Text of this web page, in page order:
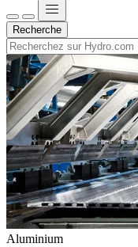
Recherche
Aluminium